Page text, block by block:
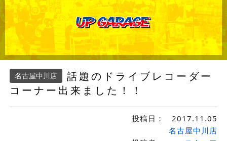
名古屋中川店
話題のドライブレコーダー
コーナー出来ました！！
投稿日： 2017.11.05
名古屋中川店